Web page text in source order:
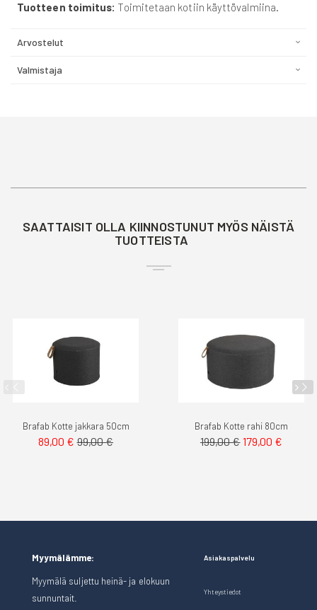
Tuotteen toimitus: Toimitetaan kotiin käyttövalmiina.
Arvostelut
Valmistaja
SAATTAISIT OLLA KIINNOSTUNUT MYÖS NÄISTÄ
TUOTTEISTA
Brafab Kotte jakkara 50cm
89,00 € 99,00 €
Brafab Kotte rahi 80cm
199,00 €Tarjoushinta
179,00 €
Myymälämme:
Myymälä suljettu heinä- ja elokuun
sunnuntait.
Asiakaspalvelu
Yhteystiedot